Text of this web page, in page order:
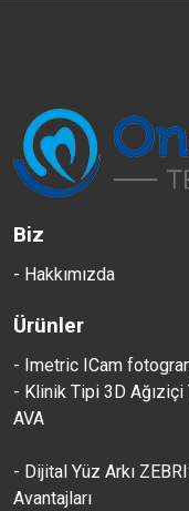
Biz
- Hakkımızda
Ürünler
- Imetric ICam
- Klinik Tipi 3D Ağıziçi
AVA
- Dijital Yüz Arkı
Avantajları